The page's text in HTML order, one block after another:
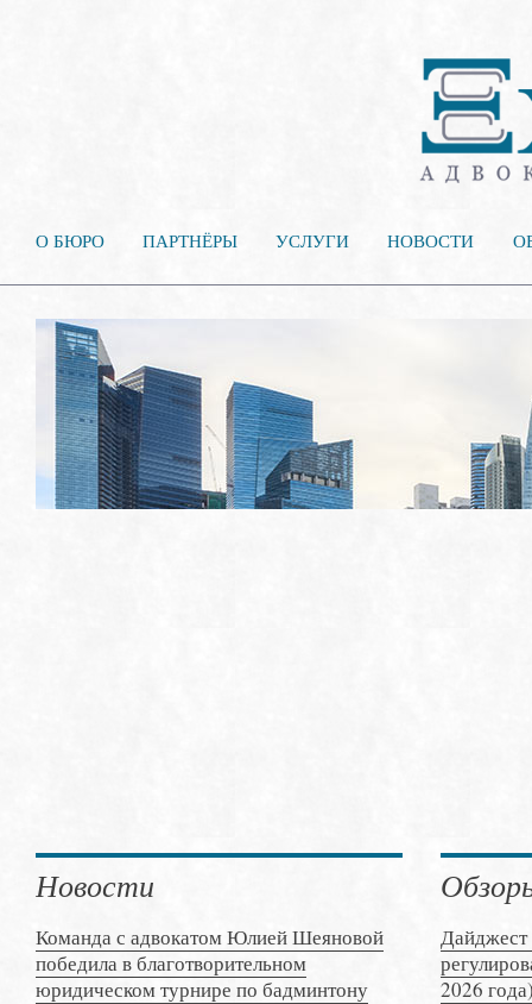
О БЮРО ПАРТНЁРЫ УСЛУГИ НОВОСТИ
Новости
Команда с адвокатом Юлией Шеяновой
победила в благотворительном
юридическом турнире по бадминтону
Дайджест
2026